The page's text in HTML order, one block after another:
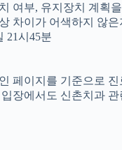
여부, 유지장치 계
이가 어색하지 않
21시45분
페이지를 기준으로
에서도 신촌치과